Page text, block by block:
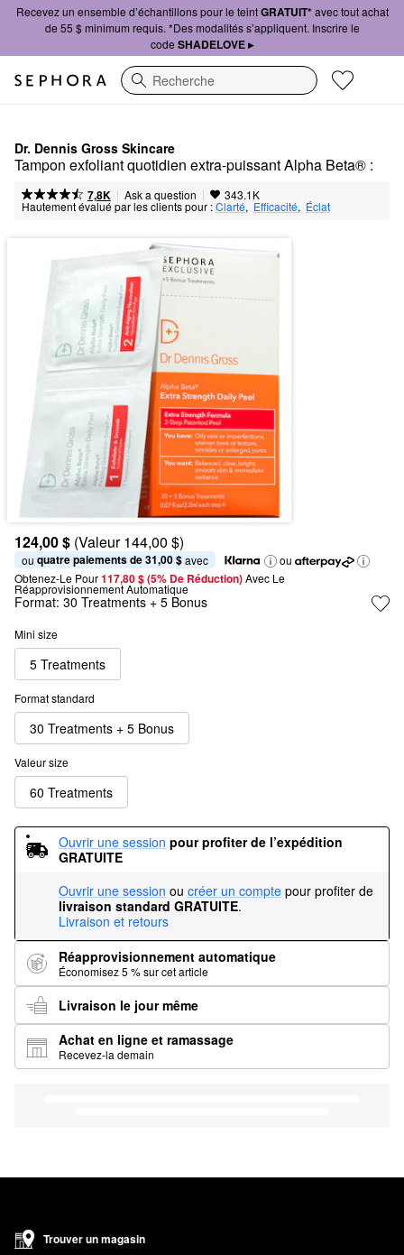
Recevez un ensemble d’échantillons pour le teintGRATUIT*avec tout achat
de 55 $ minimum requis. *Des modalités s’appliquent. Inscrire le
code SHADELOVE ▸
Recherche
Dr. Dennis Gross Skincare
Tampon exfoliant quotidien extra-puissant Alpha Beta® :
7,8K | Ask a question | 343.1K
Hautement évalué par les clients pour :Clarté, Efficacité, Éclat
124,00 $ (Valeur 144,00 $)
ou quatre paiements de 31,00 $ avec
ou
Obtenez-Le Pour117,80 $ (5% De Réduction) Avec Le
Réapprovisionnement Automatique
Format: 30 Treatments + 5 Bonus
Mini size
5 Treatments
Format standard
30 Treatments + 5 Bonus
Valeur size
60 Treatments
Ouvrir une session pour profiter de l’expédition
GRATUITE
Ouvrir une session ou créer un compte pour profiter de
livraison standard GRATUITE.
Livraison et retours
Réapprovisionnement automatique
Économisez 5 % sur cet article
Livraison le jour même
Achat en ligne et ramassage
Recevez-la demain
Trouver un magasin